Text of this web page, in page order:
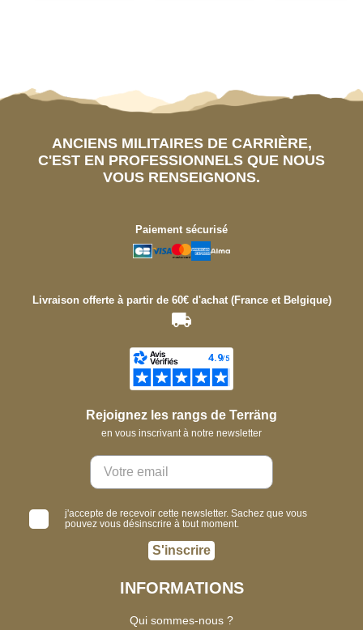
ANCIENS MILITAIRES DE CARRIÈRE,
C'EST EN PROFESSIONNELS QUE NOUS
VOUS RENSEIGNONS.
Paiement sécurisé
Livraison offerte à partir de 60€ d'achat (France et Belgique)
Rejoignez les rangs de Terräng
en vous inscrivant à notre newsletter
j'accepte de recevoir cette newsletter. Sachez que vous
pouvez vous désinscrire à tout moment.
S'inscrire
INFORMATIONS
Qui sommes-nous ?